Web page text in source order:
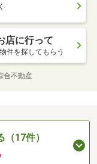
店に行って
件を探してもらう
合不動産
17件）